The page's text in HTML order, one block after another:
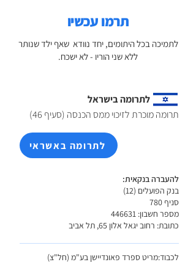
תרמו עכשיו
לתמיכה בכל היתומים, יחד נוודא שאף ילד שנותר
ללא שני הוריו - לא ישכח.
לתרומה בישראל
תרומה מוכרת לזיכוי ממס הכנסה (סעיף 46)
לתרומה באשראי
להעברה בנקאית:
בנק הפועלים (12)
סניף 780
מספר חשבון: 446631
כתובת: רחוב יגאל אלון 65, תל אביב
לכבוד:מריט ספרד פאונדיישן בע"מ (חל"צ)